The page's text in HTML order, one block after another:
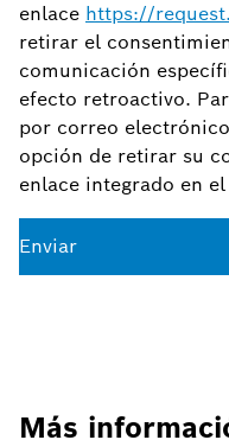
enlace https://
retirar el
comunicación
efecto retroactivo.
por correo
opción de retirar su
enlace integrado en
Enviar
Más